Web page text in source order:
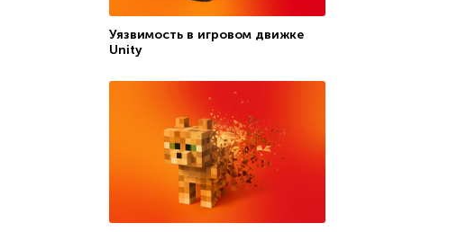
Уязвимость в игровом движке
Unity